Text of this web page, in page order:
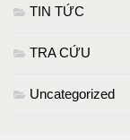
TIN TỨC
TRA CỨU
Uncategorized